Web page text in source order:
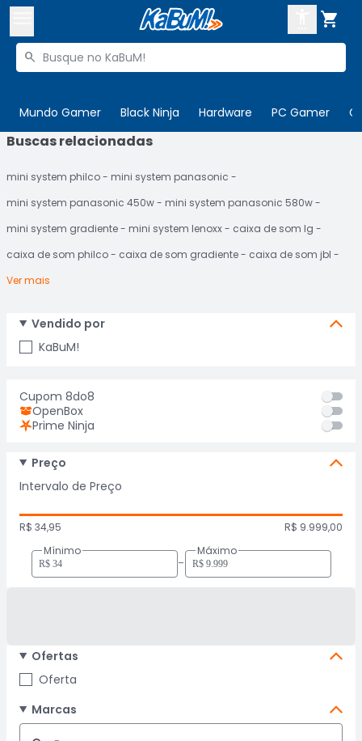

Buscar produtos

Mundo Gamer Black Ninja Hardware PC Gamer

 Departamentos
Cupons
 Mais Vendidos
ENTRE
CADASTRE-SE
Buscas relacionadas
mini system philco
mini system panasonic
mini system panasonic 450w
mini system panasonic 580w
mini system gradiente
mini system lenoxx
caixa de som lg
caixa de som philco
caixa de som gradiente
caixa de som jbl
Ver mais
Vendido por
KaBuM!
Cupom 8do8
OpenBox
Prime Ninja
Preço
Intervalo de Preço
R$ 34,95
R$ 9.999,00
Mínimo
-
Máximo
Ofertas
Oferta
Marcas